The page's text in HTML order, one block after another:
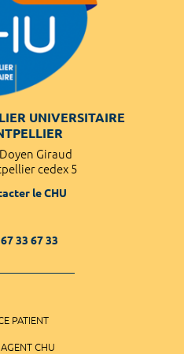
UNIVERSITAIRE
Giraud
cedex 5
le CHU
33 67 33
PATIENT
CHU